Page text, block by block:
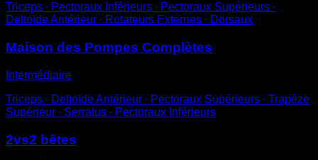
Triceps ∙ Pectoraux Inférieurs ∙ Pectoraux Supérieurs ∙
Deltoïde Antérieur ∙ Rotateurs Externes ∙ Dorsaux
Maison des Pompes Complètes
Intermédiaire
Triceps ∙ Deltoïde Antérieur ∙ Pectoraux Supérieurs ∙ Trapèze
Supérieur ∙ Serratus ∙ Pectoraux Inférieurs
2vs2 bêtes